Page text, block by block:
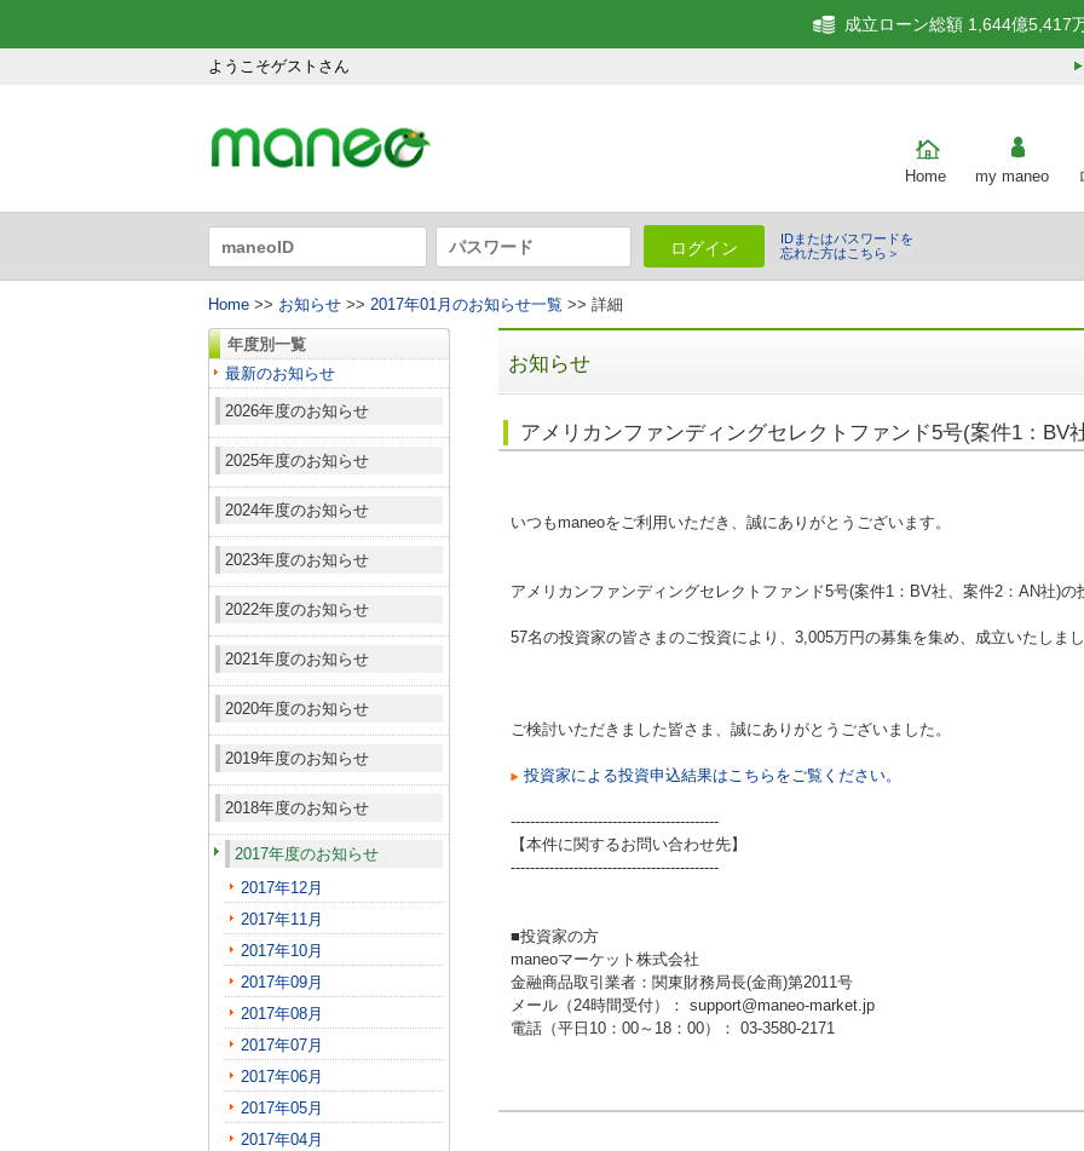
ようこそゲストさん
成立ローン総額 1,644億5,417
Home my maneo
ログイン
IDまたはパスワードを
忘れた方はこちら＞
Home >> お知らせ >> 2017年01月のお知らせ一覧 >> 詳細
年度別一覧
最新のお知らせ
2026年度のお知らせ
2025年度のお知らせ
2024年度のお知らせ
2023年度のお知らせ
2022年度のお知らせ
2021年度のお知らせ
2020年度のお知らせ
2019年度のお知らせ
2018年度のお知らせ
2017年度のお知らせ
2017年12月
2017年11月
2017年10月
2017年09月
2017年08月
2017年07月
2017年06月
2017年05月
2017年04月
お知らせ
アメリカンファンディングセレクトファンド5号(案件1：BV
いつもmaneoをご利用いただき、誠にありがとうございます。
アメリカンファンディングセレクトファンド5号(案件1：BV社、案件2：AN社)の
57名の投資家の皆さまのご投資により、3,005万円の募集を集め、成立いたしま
ご検討いただきました皆さま、誠にありがとうございました。
投資家による投資申込結果はこちらをご覧ください。
-------------------------------------------
【本件に関するお問い合わせ先】
-------------------------------------------
■投資家の方
maneoマーケット株式会社
金融商品取引業者：関東財務局長(金商)第2011号
メール（24時間受付）： support@maneo-market.jp
電話（平日10：00～18：00）： 03-3580-2171